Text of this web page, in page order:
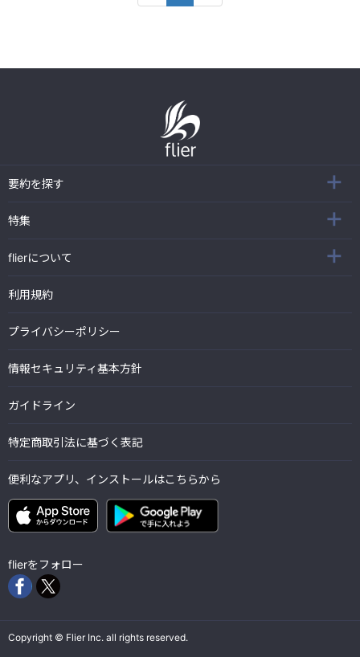
要約を探す
特集
flierについて
利用規約
プライバシーポリシー
情報セキュリティ基本方針
ガイドライン
特定商取引法に基づく表記
便利なアプリ、インストールはこちらから
flierをフォロー
Copyright © Flier Inc. all rights reserved.